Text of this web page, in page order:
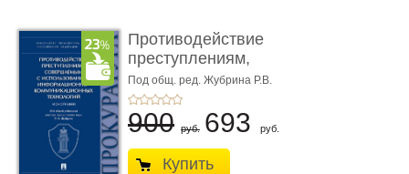
Противодействие
преступлениям,
совершаемым с ...
Под общ. ред. Жубрина Р.В.
900 руб. 693 руб.
Купить